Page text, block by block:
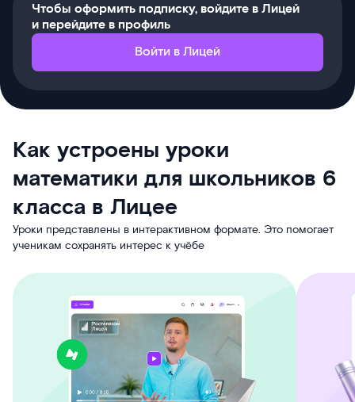
Чтобы оформить подписку, войдите в Лицей
и перейдите в профиль
Войти в Лицей
Как устроены уроки
математики для школьников 6
класса в Лицее
Уроки представлены в интерактивном формате. Это помогает
ученикам сохранять интерес к учёбе